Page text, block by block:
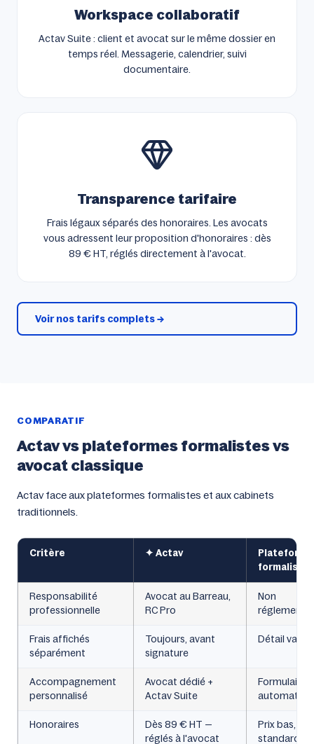
Workspace collaboratif
Actav Suite : client et avocat sur le même dossier en
temps réel. Messagerie, calendrier, suivi
documentaire.
Transparence tarifaire
Frais légaux séparés des honoraires. Les avocats
vous adressent leur proposition d'honoraires : dès
89 € HT, réglés directement à l'avocat.
Voir nos tarifs complets →
COMPARATIF
Actav vs plateformes formalistes vs
avocat classique
Actav face aux plateformes formalistes et aux cabinets
traditionnels.
Critère ✦ Actav
formalistes
Responsabilité
professionnelle
Avocat au Barreau,
RC Pro
Non
Frais affichés
séparément
Toujours, avant
signature
Détail
Accompagnement
personnalisé
Avocat dédié +
Actav Suite
Formulaire
automatisé
Honoraires
Dès 89 € HT —
réglés à l'avocat
Prix bas,